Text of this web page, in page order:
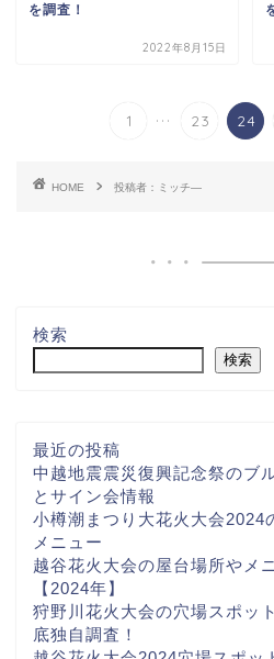
を調査！
2022年8月15日
1 ... 23 24
HOME 投稿者：ミッチ―
検索
検索
最近の投稿
中越地震震災復興記念祭のブ
とサイン会情報
小樽潮まつり大花火大会2024
メニュー
越谷花火大会の屋台場所やメ
【2024年】
狩野川花火大会の穴場スポッ
底独自調査！